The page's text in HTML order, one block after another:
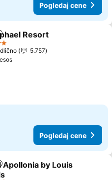
Pogledaj cene
u favorite
Resort
5.757
Pogledaj cene
u favorite
Apollonia by Louis